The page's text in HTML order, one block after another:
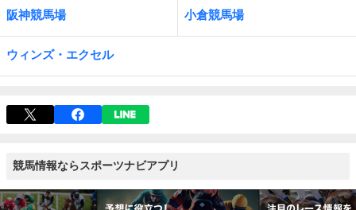
阪神競馬場 小倉競馬場
ウィンズ・エクセル
競馬情報ならスポーツナビアプリ